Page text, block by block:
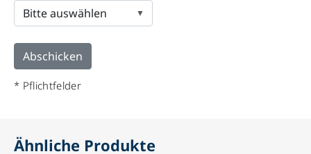
* Pflichtfelder
Ähnliche Produkte